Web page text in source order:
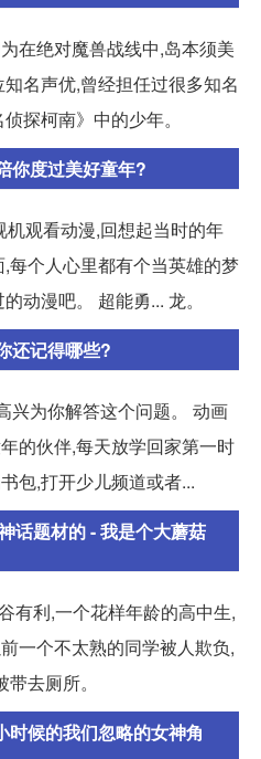
在绝对魔兽战线中,岛本须美
名声优,曾经担任过很多知名
探柯南》中的少年。
你度过美好童年?
观看动漫,回想起当时的年
每个人心里都有个当英雄的梦
动漫吧。 超能勇... 龙。
还记得哪些?
兴为你解答这个问题。 动画
的伙伴,每天放学回家第一时
包,打开少儿频道或者...
话题材的 - 我是个大蘑菇
有利,一个花样年龄的高中生,
一个不太熟的同学被人欺负,
去厕所。
时候的我们忽略的女神角